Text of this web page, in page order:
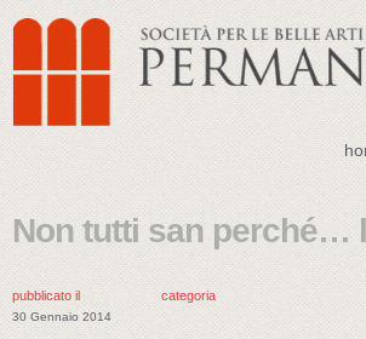
Non tutti san perché…
pubblicato il
30 Gennaio 2014
categoria